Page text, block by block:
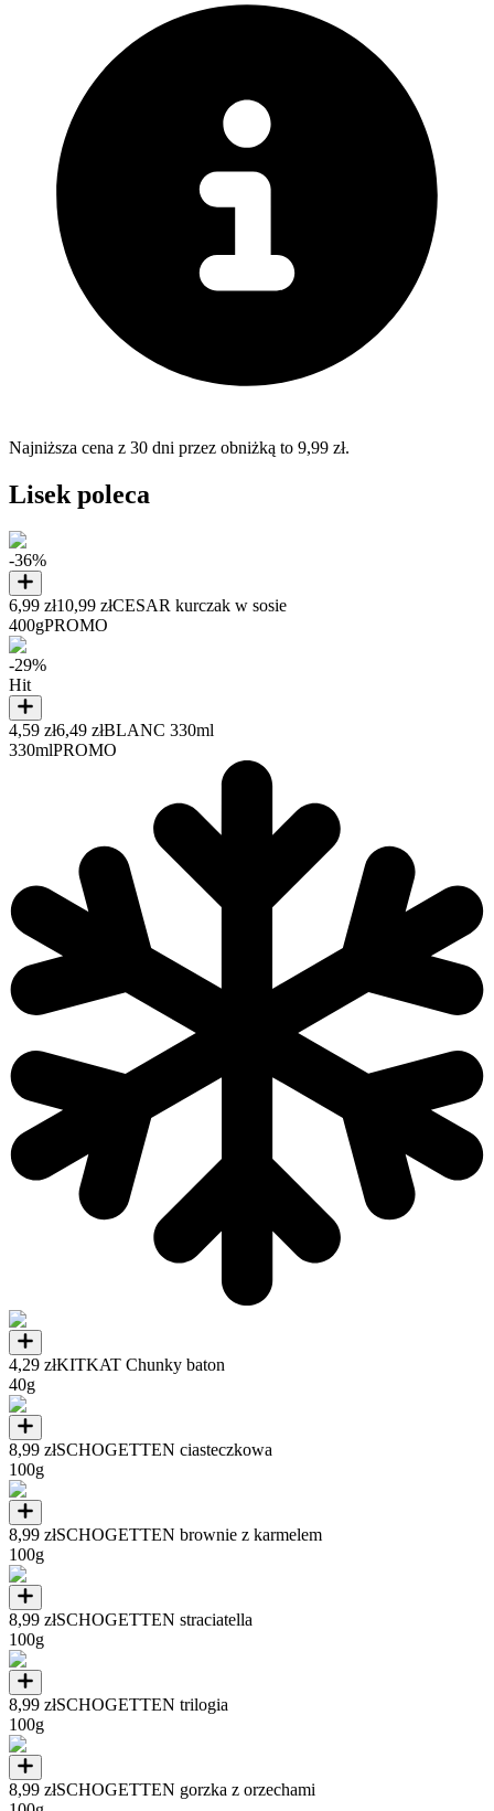
Najniższa cena z 30 dni przez obniżką to 9,99 zł.
Lisek poleca
-36%
6,99 zł10,99 złCESAR kurczak w sosie
400gPROMO
-29%
Hit
4,59 zł6,49 złBLANC 330ml
330mlPROMO
4,29 złKITKAT Chunky baton
40g
8,99 złSCHOGETTEN ciasteczkowa
100g
8,99 złSCHOGETTEN brownie z karmelem
100g
8,99 złSCHOGETTEN straciatella
100g
8,99 złSCHOGETTEN trilogia
100g
8,99 złSCHOGETTEN gorzka z orzechami